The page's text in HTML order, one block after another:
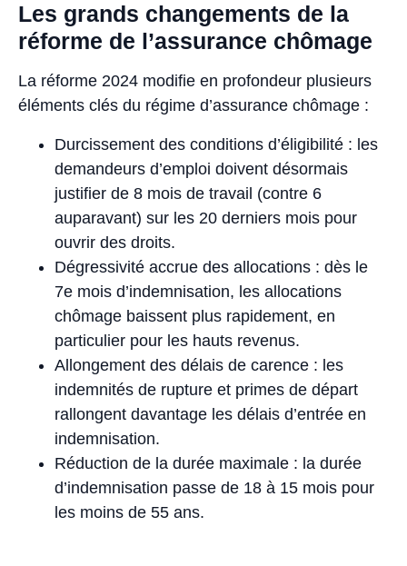
Les grands changements de la
réforme de l’assurance chômage
La réforme 2024 modifie en profondeur plusieurs
éléments clés du régime d’assurance chômage :
Durcissement des conditions d’éligibilité : les
demandeurs d’emploi doivent désormais
justifier de 8 mois de travail (contre 6
auparavant) sur les 20 derniers mois pour
ouvrir des droits.
Dégressivité accrue des allocations : dès le
7e mois d’indemnisation, les allocations
chômage baissent plus rapidement, en
particulier pour les hauts revenus.
Allongement des délais de carence : les
indemnités de rupture et primes de départ
rallongent davantage les délais d’entrée en
indemnisation.
Réduction de la durée maximale : la durée
d’indemnisation passe de 18 à 15 mois pour
les moins de 55 ans.